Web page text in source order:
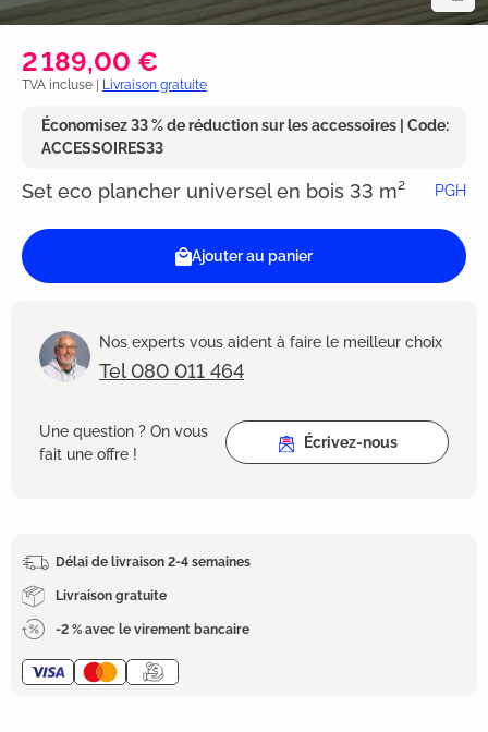
2 189,00 €
TVA incluse | Livraison gratuite
Économisez 33 % de réduction sur les accessoires | Code:
ACCESSOIRES33
Set eco plancher universel en bois 33 m² PGH
Ajouter au panier
Nos experts vous aident à faire le meilleur choix
Tel 080 011 464
Une question ? On vous
fait une offre !
Écrivez-nous
Délai de livraison 2-4 semaines
Livraison gratuite
-2 % avec le virement bancaire